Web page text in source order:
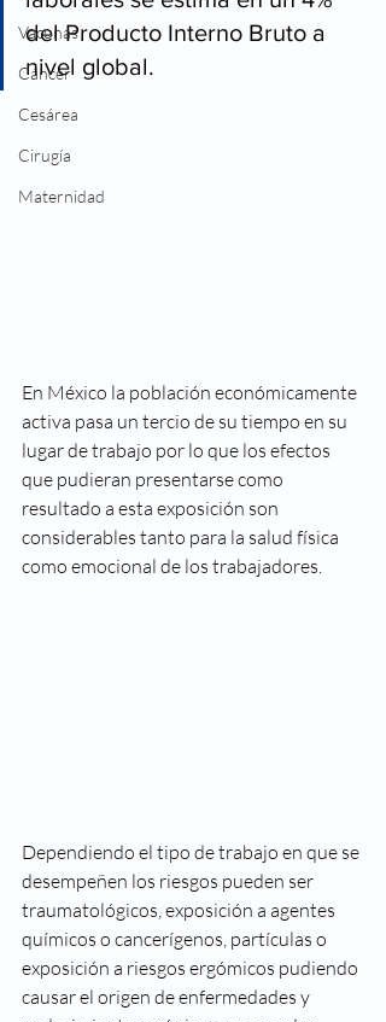
Vacunas
Cáncer
Cesárea
Cirugía
Maternidad
del Producto Interno Bruto a
nivel global.
En México la población económicamente
activa pasa un tercio de su tiempo en su
lugar de trabajo por lo que los efectos
que pudieran presentarse como
resultado a esta exposición son
considerables tanto para la salud física
como emocional de los trabajadores.
Dependiendo el tipo de trabajo en que se
desempeñen los riesgos pueden ser
traumatológicos, exposición a agentes
químicos o cancerígenos, partículas o
exposición a riesgos ergómicos pudiendo
causar el origen de enfermedades y